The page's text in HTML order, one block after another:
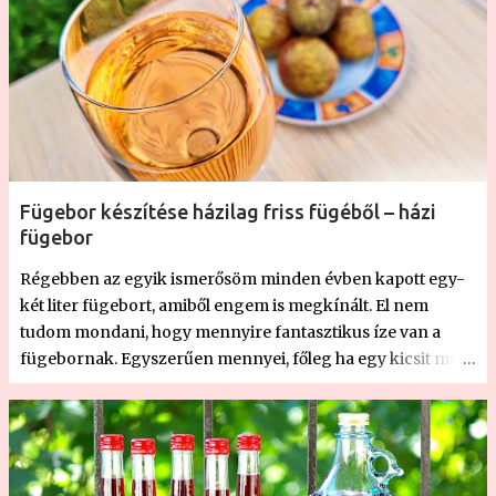
komoly összefogás, és összpontosítás eredménye. (A
gyerekek homloka épphogy megúszta, hogy
"ÉTELFOTÓ" feliratú post it matrica kerüljön ráj...
Fügebor készítése házilag friss fügéből – házi
fügebor
Régebben az egyik ismerősöm minden évben kapott egy-
két liter fügebort, amiből engem is megkínált. El nem
tudom mondani, hogy mennyire fantasztikus íze van a
fügebornak. Egyszerűen mennyei, főleg ha egy kicsit még
édes is, mert hát a feleségemmel úgy szeretjük a bort, ha
kicsit édes. Akkoriban még fogalmam sem volt arról, hogy
gyümölcsbort készíteni nem egy nagy ördöngösség,
hiszen a munka nagy részét elvégzik helyettünk az
élesztőgombák. Szóval, nagyon ízlett a fügebor, ezért